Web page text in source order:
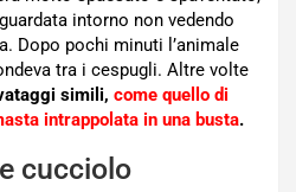
intorno non vedendo
Dopo pochi minuti l’animale
tra i cespugli. Altre volte
simili, come quello di
intrappolata in una busta.
cucciolo